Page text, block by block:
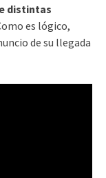
distintas
es lógico,
de su llegada